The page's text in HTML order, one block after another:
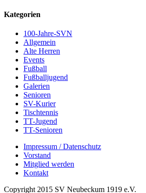
Kategorien
100-Jahre-SVN
Allgemein
Alte Herren
Events
Fußball
Fußballjugend
Galerien
Senioren
SV-Kurier
Tischtennis
TT-Jugend
TT-Senioren
Impressum / Datenschutz
Vorstand
Mitglied werden
Kontakt
Copyright 2015 SV Neubeckum 1919 e.V.